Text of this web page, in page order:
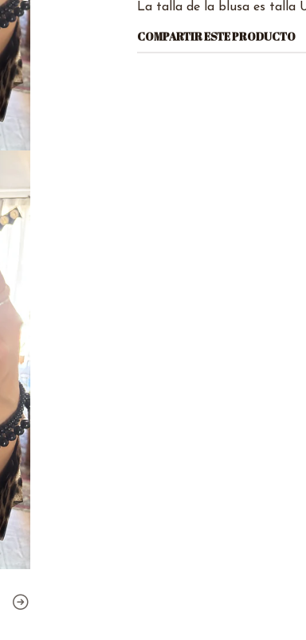
La talla de la blusa es talla
COMPARTIR ESTE PRODUCTO